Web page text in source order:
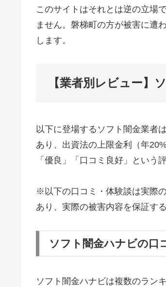
このサイトはそれとは逆の立場
ません。磐梯町の方が被害に遭
します。
【業者別レビュー】
以下に登場するソフト闇金業者は
あり、出資法の上限金利（年
「優良」「口コミ良好」という
※以下の口コミ・体験談は実際
あり、実際の被害内容を保証す
ソフト闇金ハナビの口
ソフト闇金ハナビは複数のラン